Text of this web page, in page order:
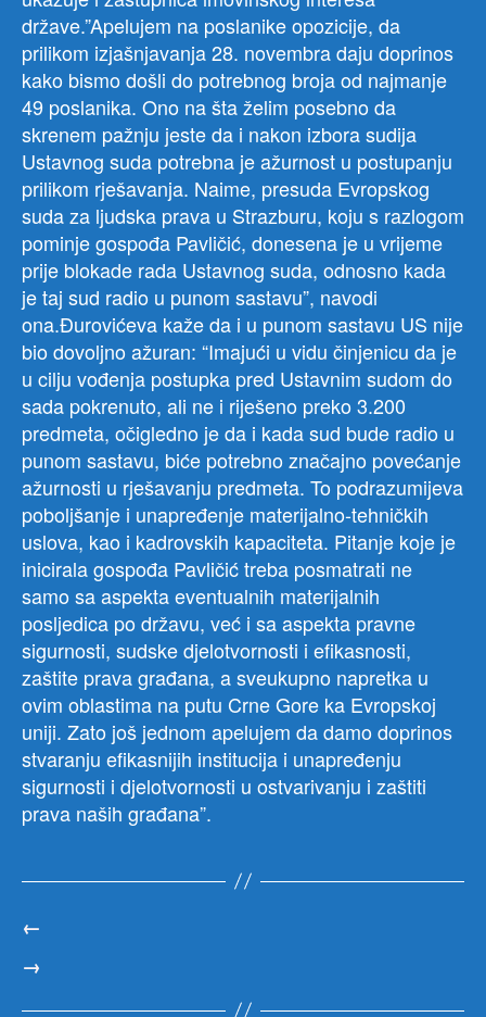
države.”Apelujem na poslanike opozicije, da
prilikom izjašnjavanja 28. novembra daju doprinos
kako bismo došli do potrebnog broja od najmanje
49 poslanika. Ono na šta želim posebno da
skrenem pažnju jeste da i nakon izbora sudija
Ustavnog suda potrebna je ažurnost u postupanju
prilikom rješavanja. Naime, presuda Evropskog
suda za ljudska prava u Strazburu, koju s razlogom
pominje gospođa Pavličić, donesena je u vrijeme
prije blokade rada Ustavnog suda, odnosno kada
je taj sud radio u punom sastavu”, navodi
ona.Đurovićeva kaže da i u punom sastavu US nije
bio dovoljno ažuran: “Imajući u vidu činjenicu da je
u cilju vođenja postupka pred Ustavnim sudom do
sada pokrenuto, ali ne i riješeno preko 3.200
predmeta, očigledno je da i kada sud bude radio u
punom sastavu, biće potrebno značajno povećanje
ažurnosti u rješavanju predmeta. To podrazumijeva
poboljšanje i unapređenje materijalno-tehničkih
uslova, kao i kadrovskih kapaciteta. Pitanje koje je
inicirala gospođa Pavličić treba posmatrati ne
samo sa aspekta eventualnih materijalnih
posljedica po državu, već i sa aspekta pravne
sigurnosti, sudske djelotvornosti i efikasnosti,
zaštite prava građana, a sveukupno napretka u
ovim oblastima na putu Crne Gore ka Evropskoj
uniji. Zato još jednom apelujem da damo doprinos
stvaranju efikasnijih institucija i unapređenju
sigurnosti i djelotvornosti u ostvarivanju i zaštiti
prava naših građana”.
←
→